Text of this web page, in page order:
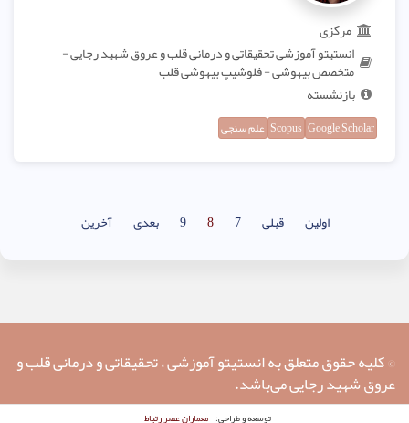
مرکزی
انستیتو آموزشی تحقیقاتی و درمانی قلب و عروق شهید رجایی -
متخصص بیهوشی - فلوشیپ بیهوشی قلب
بازنشسته
Google Scholar
Scopus علم سنجی
اولین قبلی 7
8
9 بعدی آخرین
© کلیه حقوق متعلق به انستیتو آموزشی ، تحقیقاتی و درمانی قلب و
عروق شهید رجایی می‌باشد.
توسعه و طراحی: معماران عصر‌ارتباط